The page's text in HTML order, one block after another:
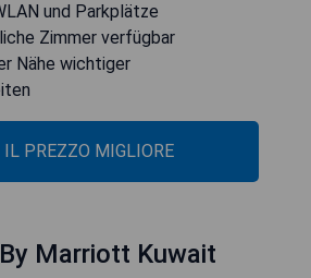
und Parkplätze
Zimmer verfügbar
Nähe wichtiger
IL PREZZO MIGLIORE
Marriott Kuwait